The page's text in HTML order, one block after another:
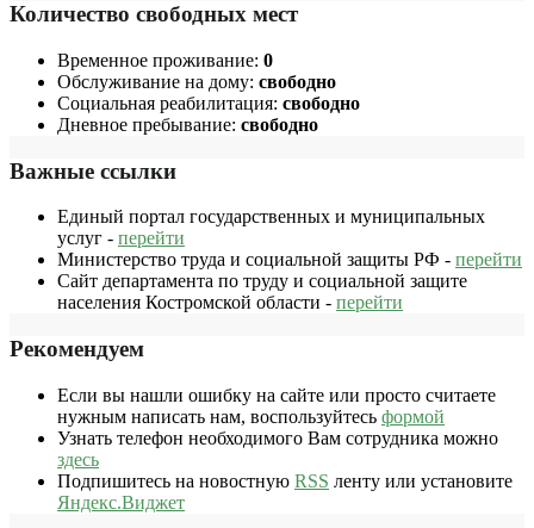
Количество свободных мест
Временное проживание: 0
Обслуживание на дому: свободно
Социальная реабилитация: свободно
Дневное пребывание: свободно
Важные ссылки
Единый портал государственных и муниципальных
услуг - перейти
Министерство труда и социальной защиты РФ - перейти
Сайт департамента по труду и социальной защите
населения Костромской области - перейти
Рекомендуем
Если вы нашли ошибку на сайте или просто считаете
нужным написать нам, воспользуйтесь формой
Узнать телефон необходимого Вам сотрудника можно
здесь
Подпишитесь на новостную RSS ленту или установите
Яндекс.Виджет